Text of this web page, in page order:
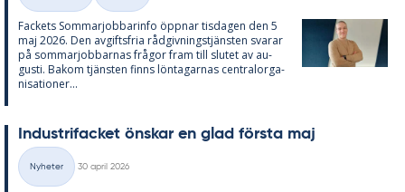
Fac­kets Som­mar­job­ba­rin­fo öpp­nar tis­da­gen den 5
maj 2026. Den av­gifts­fria råd­giv­nings­tjäns­ten sva­rar
på som­mar­job­bar­nas frå­gor fram till slu­tet av au­
gusti. Bakom tjäns­ten fin­ns lön­ta­gar­nas cen­tral­or­ga­
ni­sa­tio­ner...
In­du­stri­fac­ket öns­kar en glad förs­ta maj
Kategorier
Nyheter
30 april 2026